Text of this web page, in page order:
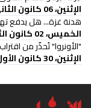
الإثنين، 06 كانون الثاني 2025
هدنة غزة... هل يدفع
الخميس، 02 كانون الثاني 2025
"الأونروا" تُحذّر من
الإثنين، 30 كانون الأول 2024